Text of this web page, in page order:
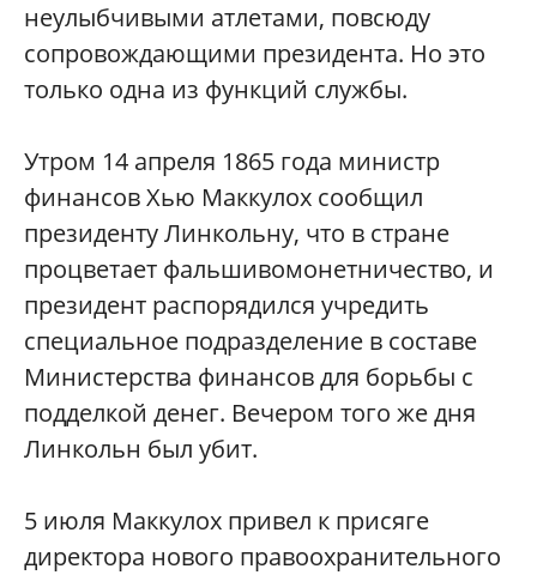
неулыбчивыми атлетами, повсюду
сопровождающими президента. Но это
только одна из функций службы.
Утром 14 апреля 1865 года министр
финансов Хью Маккулох сообщил
президенту Линкольну, что в стране
процветает фальшивомонетничество, и
президент распорядился учредить
специальное подразделение в составе
Министерства финансов для борьбы с
подделкой денег. Вечером того же дня
Линкольн был убит.
5 июля Маккулох привел к присяге
директора нового правоохранительного